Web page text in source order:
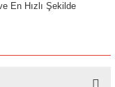
En Hızlı Şekilde